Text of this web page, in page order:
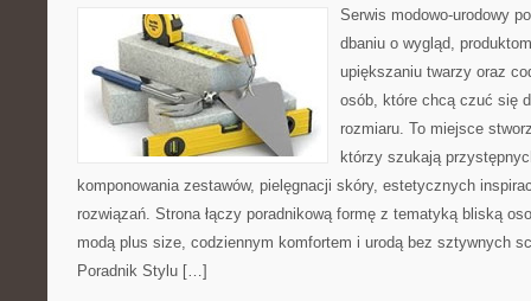
Serwis modowo-urodowy
dbaniu o wygląd,
upiększaniu twarzy oraz
osób, które chcą czuć się
rozmiaru. To miejsce
którzy szukają
komponowania zestawów, pielęgnacji skóry, estetycznych
rozwiązań. Strona łączy poradnikową formę z tematyką bliską
modą plus size, codziennym komfortem i urodą bez sztywnych
Poradnik Stylu […]